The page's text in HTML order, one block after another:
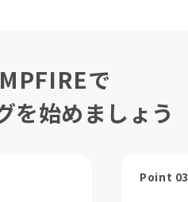
で
を始めましょう
Point 03